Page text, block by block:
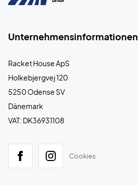
Unternehmensinformationen
Racket House ApS
Holkebjergvej 120
5250 Odense SV
Dänemark
VAT: DK36931108
Cookies